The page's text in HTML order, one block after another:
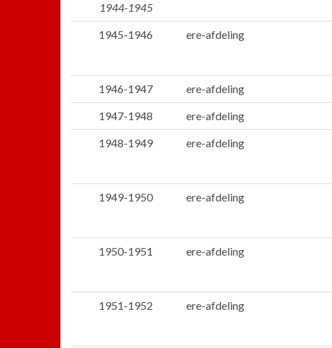
1944-1945
1945-1946 ere-afdeling
1946-1947 ere-afdeling
1947-1948 ere-afdeling
1948-1949 ere-afdeling
1949-1950 ere-afdeling
1950-1951 ere-afdeling
1951-1952 ere-afdeling